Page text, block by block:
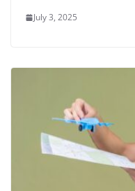
July 3, 2025